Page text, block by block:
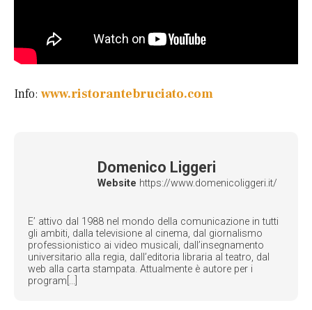
Info: www.ristorantebruciato.com
Domenico Liggeri
Website https://www.domenicoliggeri.it/
E’ attivo dal 1988 nel mondo della comunicazione in tutti
gli ambiti, dalla televisione al cinema, dal giornalismo
professionistico ai video musicali, dall’insegnamento
universitario alla regia, dall’editoria libraria al teatro, dal
web alla carta stampata. Attualmente è autore per i
program[...]